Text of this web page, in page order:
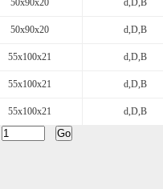
50x90x20 d,D,B
50x90x20 d,D,B
55x100x21 d,D,B
55x100x21 d,D,B
55x100x21 d,D,B